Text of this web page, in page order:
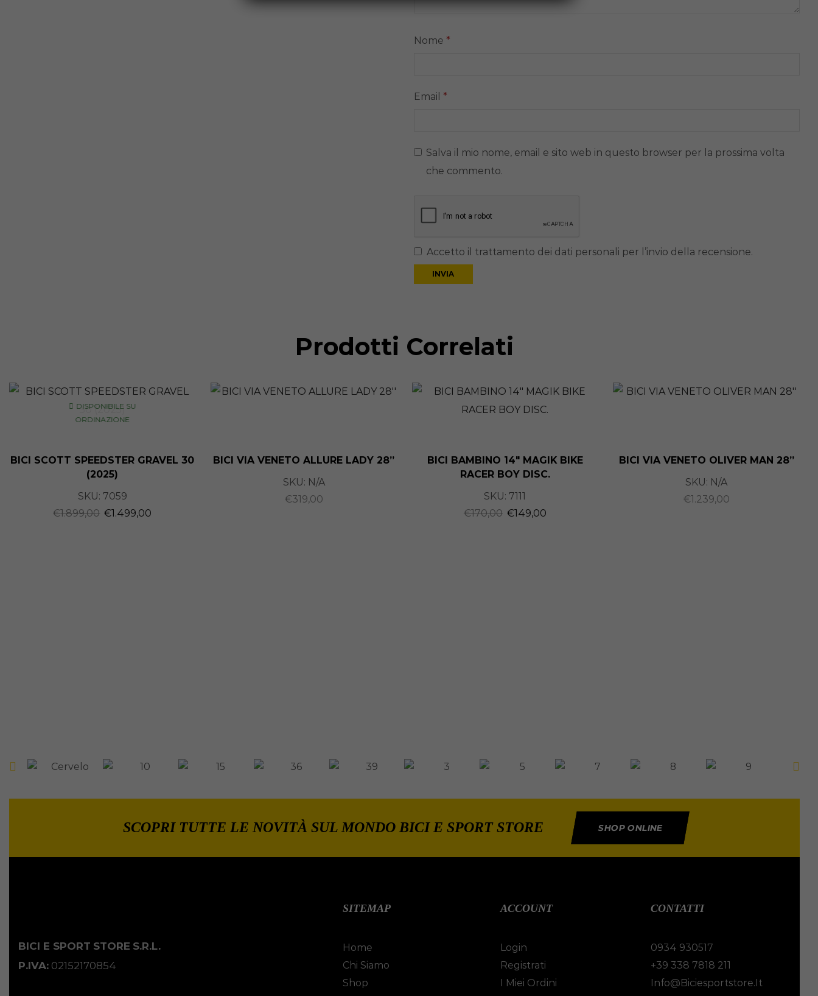
Nome *
Email *
Salva il mio nome, email e sito web in questo browser per la prossima volta
che commento.
Accetto il trattamento dei dati personali per l’invio della recensione.
Prodotti Correlati
DISPONIBILE SU
ORDINAZIONE
BICI SCOTT SPEEDSTER GRAVEL 30
(2025)
SKU: 7059
€1.899,00 €1.499,00
BICI VIA VENETO ALLURE LADY 28”
SKU: N/A
€319,00
BICI BAMBINO 14″ MAGIK BIKE
RACER BOY DISC.
SKU: 7111
€170,00 €149,00
BICI VIA VENETO OLIVER MAN 28”
SKU: N/A
€1.239,00
SCOPRI TUTTE LE NOVITÀ SUL MONDO BICI E SPORT STORE SHOP ONLINE
BICI E SPORT STORE S.R.L.
P.IVA: 02152170854
SITEMAP
Home
Chi Siamo
Shop
ACCOUNT
Login
Registrati
I Miei Ordini
CONTATTI
0934 930517
+39 338 7818 211
Info@biciesportstore.it